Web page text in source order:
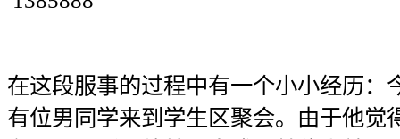
在这段服事的过程中有一个小小经历：
有位男同学来到学生区聚会。由于他觉